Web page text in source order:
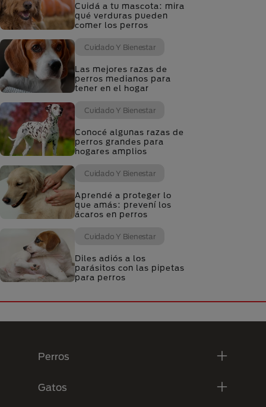
Cuidá a tu mascota: mira
qué verduras pueden
comer los perros
Cuidado Y Bienestar
Las mejores razas de
perros medianos para
tener en el hogar
Cuidado Y Bienestar
Conocé algunas razas de
perros grandes para
hogares amplios
Cuidado Y Bienestar
Aprendé a proteger lo
que amás: prevení los
ácaros en perros
Cuidado Y Bienestar
Diles adiós a los
parásitos con las pipetas
para perros
Perros
Gatos